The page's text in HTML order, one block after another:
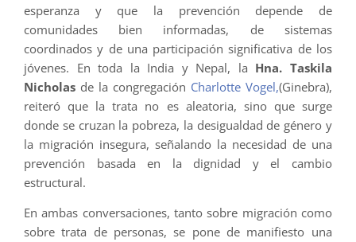
esperanza y que la prevención depende de
comunidades bien informadas, de sistemas
coordinados y de una participación significativa de los
jóvenes. En toda la India y Nepal, la Hna. Taskila
Nicholas de la congregación Charlotte Vogel,(Ginebra),
reiteró que la trata no es aleatoria, sino que surge
donde se cruzan la pobreza, la desigualdad de género y
la migración insegura, señalando la necesidad de una
prevención basada en la dignidad y el cambio
estructural.
En ambas conversaciones, tanto sobre migración como
sobre trata de personas, se pone de manifiesto una